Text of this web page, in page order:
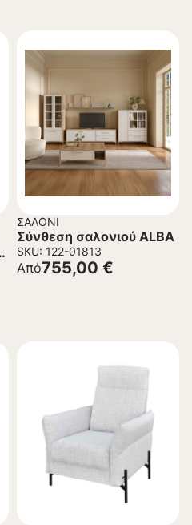
ΣΑΛΌΝΙ
Σύνθεση σαλονιού ALBA
SKU: 122-01813
755,00 €
Από